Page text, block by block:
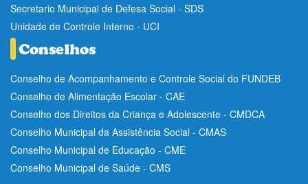
Secretario Municipal de Defesa Social - SDS
Unidade de Controle Interno - UCI
Conselho de Acompanhamento e Controle Social do FUNDEB
Conselho de Alimentação Escolar - CAE
Conselho dos Direitos da Criança e Adolescente - CMDCA
Conselho Municipal da Assistência Social - CMAS
Conselho Municipal de Educação - CME
Conselho Municipal de Saúde - CMS